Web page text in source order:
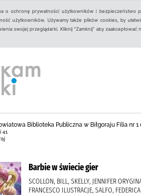
o ochronę prywatności użytkowników i bezpieczeństwo
użytkowników. Używamy także plików cookies, by
swojej przeglądarki. Kliknij "Zamknij" aby zaakceptować
Biblioteka Publiczna w Biłgoraju Filia nr
41
Barbie w świecie gier
SCOLLON, BILL, SKELLY, JENNIFER
FRANCESCO ILUSTRACJE, SALFO,